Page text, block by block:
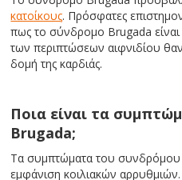
κατοίκους. Πρόσφατες
πως το σύνδρομο Brugada
των περιπτώσεων αιφνιδίου
δομή της καρδιάς.
Ποια είναι τα
Brugada;
Τα συμπτώματα του συνδρόμου
εμφάνιση κοιλιακών αρρυθμιών.